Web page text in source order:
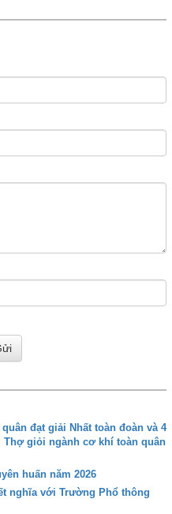
đạt giải Nhất toàn đoàn và 4
Thợ giỏi ngành cơ khí toàn quân
huấn năm 2026
nghĩa với Trường Phổ thông